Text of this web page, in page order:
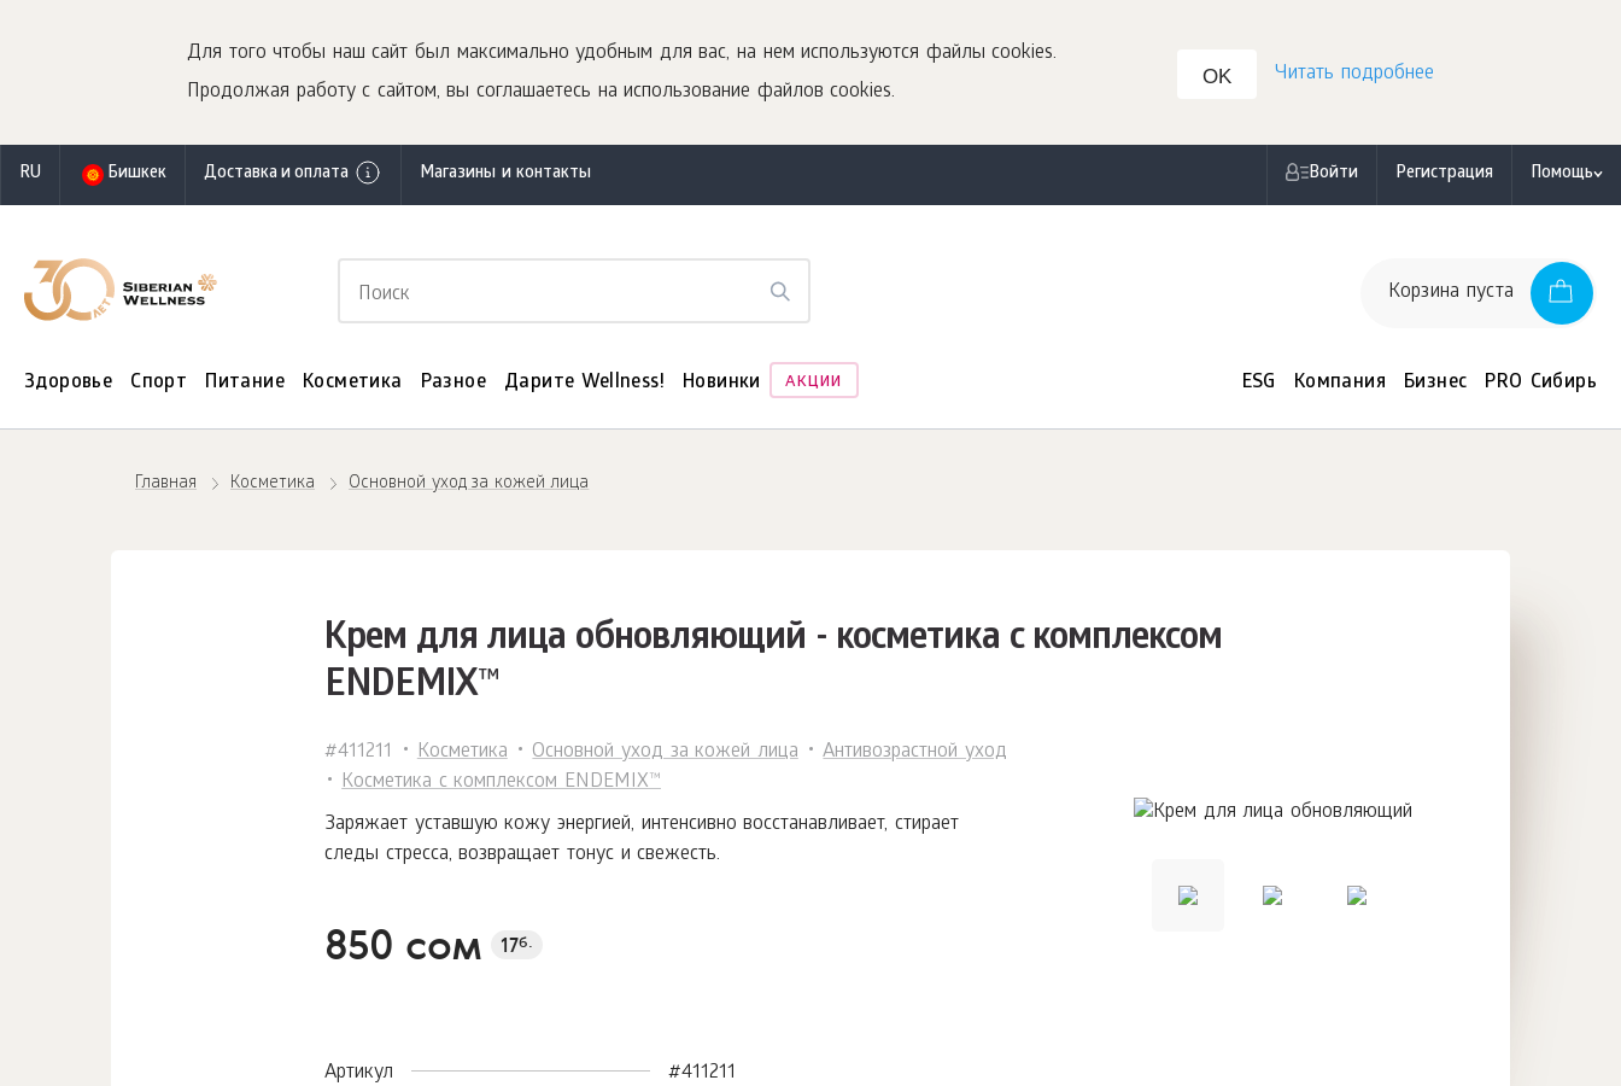
Для того чтобы наш сайт был максимально удобным для вас, на нем используются файлы cookies.
Продолжая работу с сайтом, вы соглашаетесь на использование файлов cookies.
OK Читать подробнее
RU Бишкек Доставка и оплата Магазины и контакты Войти Регистрация Помощь
Корзина пуста
Здоровье Спорт Питание Косметика Разное Дарите Wellness! Новинки АКЦИИ ESG Компания Бизнес PRO Сибирь
Главная Косметика Основной уход за кожей лица
Крем для лица обновляющий - косметика с комплексом
ENDEMIX™
#411211 Косметика Основной уход за кожей лица
Антивозрастной уход
Косметика с комплексом ENDEMIX™
Заряжает уставшую кожу энергией, интенсивно восстанавливает, стирает
следы стресса, возвращает тонус и свежесть.
850 сом 17б.
Артикул
#411211